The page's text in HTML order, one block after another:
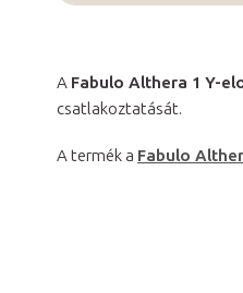
A Fabulo Althera 1 Y-
csatlakoztatását.
A termék a Fabulo